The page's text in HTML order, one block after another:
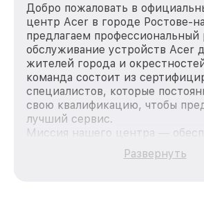
Добро пожаловать в
центр Acer в городе Ростове-
предлагаем профессиональный
обслуживание устройств Acer
жителей города и
команда состоит из
специалистов, которые
свою квалификацию, чтобы
лучший сервис.
Миссия нашего центра —
качественный и доступный
каждого пользователя
Развернуть